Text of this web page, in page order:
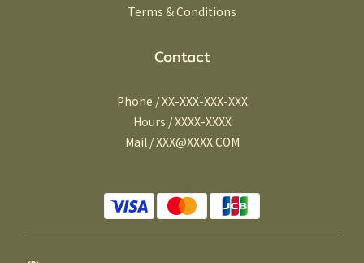
Terms & Conditions
Contact
Phone / XX-XXX-XXX-XXX
Hours / XXXX-XXXX
Mail / XXX@XXXX.COM